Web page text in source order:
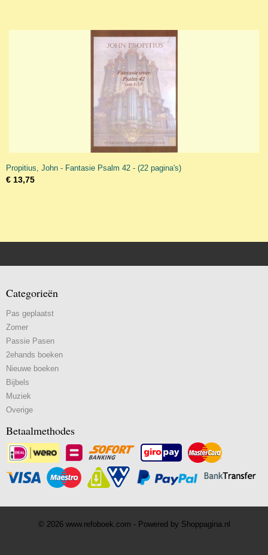
Propitius, John - Fantasie Psalm 42 - (22 pagina's)
€ 13,75
Categorieën
Pas geplaatst
Zomer
Passie Pasen
2ehands boeken
Nieuwe boeken
Bijbels
Muziek
Overige
Betaalmethodes
© 2026 www.refoboek.com - Powered by Shoppagina.nl